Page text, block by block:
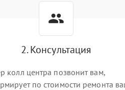
2. Консультация
колл центра позвонит вам,
по стоимости ремонта